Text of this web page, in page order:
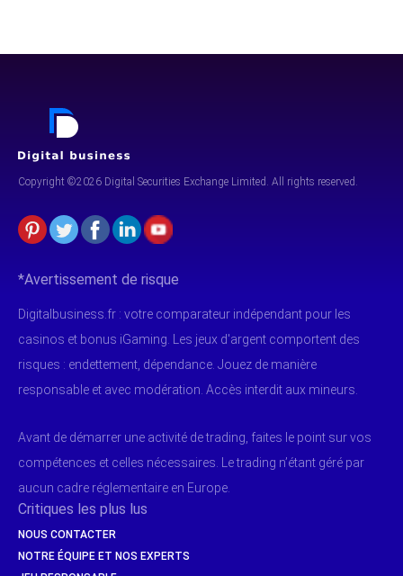
Copyright ©2026 Digital Securities Exchange Limited. All rights reserved.
*Avertissement de risque
Digitalbusiness.fr : votre comparateur indépendant pour les
casinos et bonus iGaming. Les jeux d'argent comportent des
risques : endettement, dépendance. Jouez de manière
responsable et avec modération. Accès interdit aux mineurs.
Avant de démarrer une activité de trading, faites le point sur vos
compétences et celles nécessaires. Le trading n’étant géré par
aucun cadre réglementaire en Europe.
Critiques les plus lus
NOUS CONTACTER
NOTRE ÉQUIPE ET NOS EXPERTS